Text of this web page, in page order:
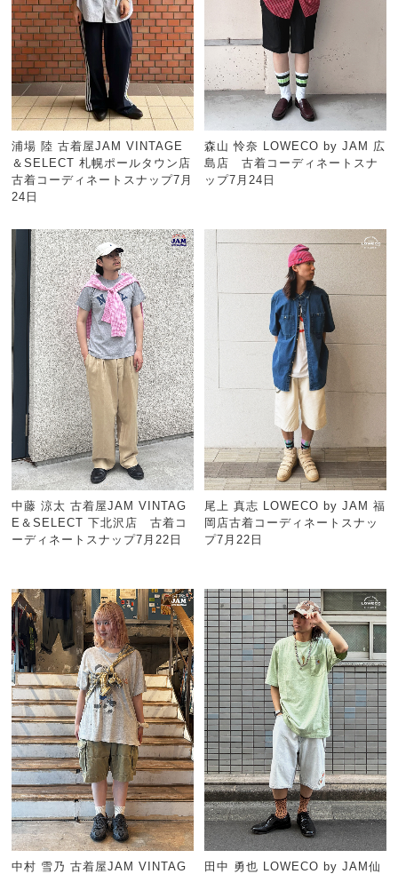
浦場 陸 古着屋JAM VINTAGE
＆SELECT 札幌ポールタウン店
古着コーディネートスナップ7月
24日
森山 怜奈 LOWECO by JAM 広
島店 古着コーディネートスナ
ップ7月24日
中藤 涼太 古着屋JAM VINTAG
E＆SELECT 下北沢店 古着コ
ーディネートスナップ7月22日
尾上 真志 LOWECO by JAM 福
岡店古着コーディネートスナッ
プ7月22日
中村 雪乃 古着屋JAM VINTAG
田中 勇也 LOWECO by JAM仙